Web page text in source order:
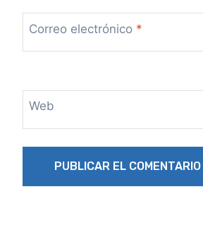
Correo electrónico *
Web